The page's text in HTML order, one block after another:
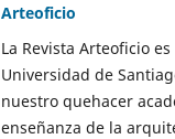
Arteoficio
La Revista Arteoficio
Universidad de
nuestro quehacer
enseñanza de la